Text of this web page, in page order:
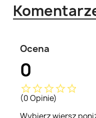
Ocena
0
star_borderstar_borderstar_borderstar_borderstar_border
(0 Opinie)